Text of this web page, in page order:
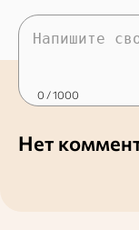
0 / 1000
Нет